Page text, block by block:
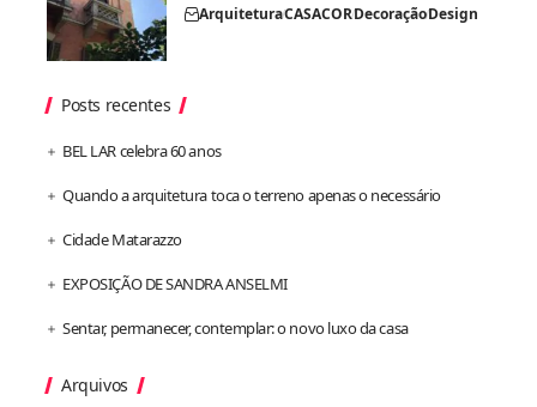
ArquiteturaCASACORDecoraçãoDesign
Posts recentes
BEL LAR celebra 60 anos
Quando a arquitetura toca o terreno apenas o necessário
Cidade Matarazzo
EXPOSIÇÃO DE SANDRA ANSELMI
Sentar, permanecer, contemplar: o novo luxo da casa
Arquivos